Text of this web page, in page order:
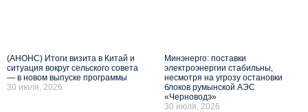
(АНОНС) Итоги визита в Китай и
ситуация вокруг сельского совета
— в новом выпуске программы
30 июля, 2026
Минэнерго: поставки
электроэнергии стабильны,
несмотря на угрозу остановки
блоков румынской АЭС
«Черноводэ»
30 июля, 2026